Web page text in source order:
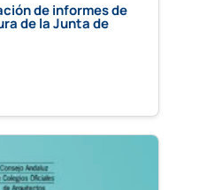
de informes de
de la Junta de